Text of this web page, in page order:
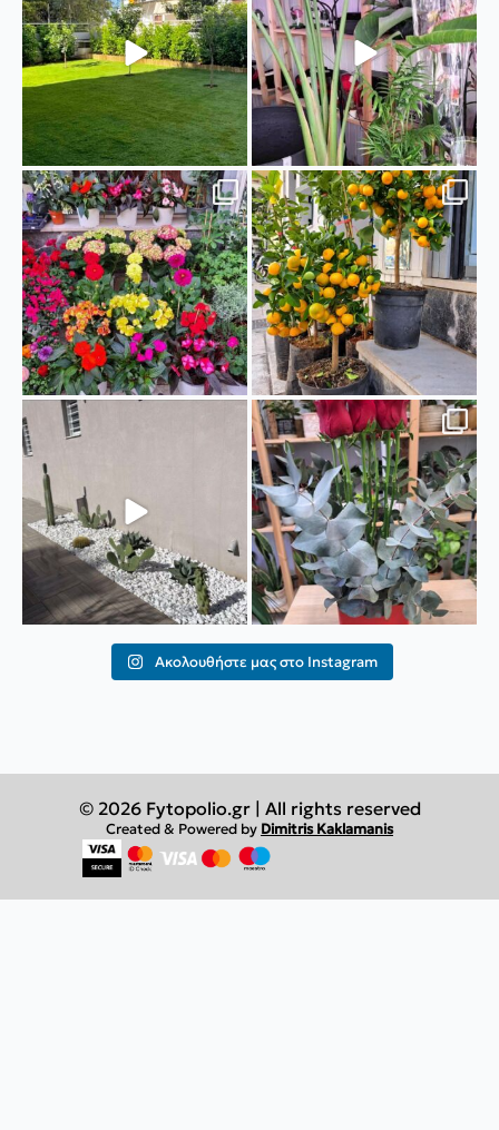
28 0 17 0
🪻🌷Καλωσορίζουμε την άνοιξη με
φυτά εξωτερικού...
26 0
🍊Καλαμοντίν (Citrus mitis)
Το Καλαμοντίν,...
27 0
Ιδιαίτερη κατασκευή με κάκτους🌵
❤️Η ημέρα του Αγίου Βαλεντίνου
φτάνει... Αυτές...
48 1
Ακολουθήστε μας στο Instagram
© 2026 Fytopolio.gr | All rights reserved
Created & Powered by Dimitris Kaklamanis